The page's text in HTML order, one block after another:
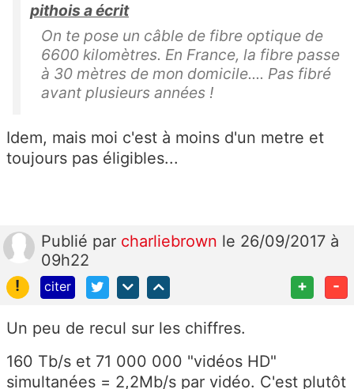
pithois a écrit
On te pose un câble de fibre optique de
6600 kilomètres. En France, la fibre passe
à 30 mètres de mon domicile.... Pas fibré
avant plusieurs années !
Idem, mais moi c'est à moins d'un metre et
toujours pas éligibles...
Publié par charliebrown le 26/09/2017 à
09h22
!
citer + -
Un peu de recul sur les chiffres.
160 Tb/s et 71 000 000 "vidéos HD"
simultanées = 2,2Mb/s par vidéo. C'est plutôt